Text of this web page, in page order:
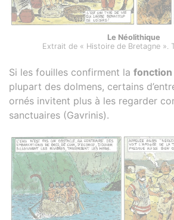
Le Néolithique
Extrait de « Histoire de Bretagne ».
Si les fouilles confirment la
plupart des dolmens, certains
ornés invitent plus à les regarder
sanctuaires (Gavrinis).